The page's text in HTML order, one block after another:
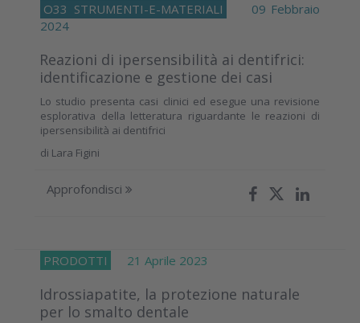
O33 STRUMENTI-E-MATERIALI
09 Febbraio
2024
Reazioni di ipersensibilità ai dentifrici:
identificazione e gestione dei casi
Lo studio presenta casi clinici ed esegue una revisione
esplorativa della letteratura riguardante le reazioni di
ipersensibilità ai dentifrici
di Lara Figini
Approfondisci
PRODOTTI 21 Aprile 2023
Idrossiapatite, la protezione naturale
per lo smalto dentale